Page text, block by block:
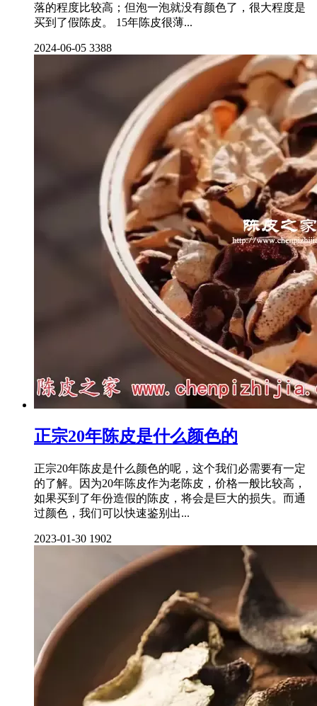
落的程度比较高；但泡一泡就没有颜色了，很大程度是
买到了假陈皮。 15年陈皮很薄...
2024-06-05 3388
正宗20年陈皮是什么颜色的
正宗20年陈皮是什么颜色的呢，这个我们必需要有一定
的了解。因为20年陈皮作为老陈皮，价格一般比较高，
如果买到了年份造假的陈皮，将会是巨大的损失。而通
过颜色，我们可以快速鉴别出...
2023-01-30 1902